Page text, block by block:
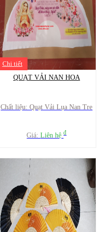
Chi tiết
QUẠT VẢI NAN HOA
Chất liệu: Quạt Vải Lụa Nan Tre
Giá:Liên hệđ